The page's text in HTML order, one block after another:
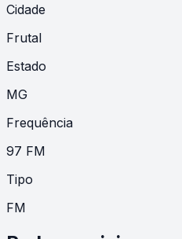
Cidade
Frutal
Estado
MG
Frequência
97 FM
Tipo
FM